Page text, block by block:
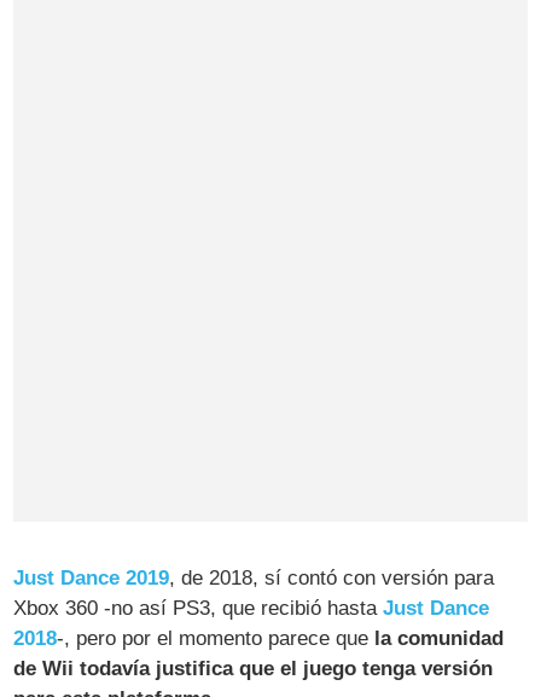
Just Dance 2019, de 2018, sí contó con versión para
Xbox 360 -no así PS3, que recibió hastaJust Dance
2018-, pero por el momento parece que la comunidad
de Wii todavía justifica que el juego tenga versión